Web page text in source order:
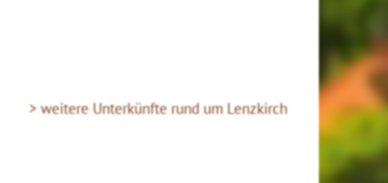
> weitere Unterkünfte rund um Lenzkirch